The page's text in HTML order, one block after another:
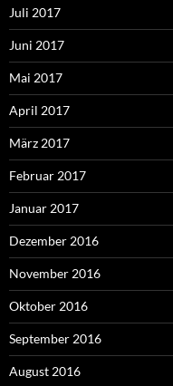
Juli 2017
Juni 2017
Mai 2017
April 2017
März 2017
Februar 2017
Januar 2017
Dezember 2016
November 2016
Oktober 2016
September 2016
August 2016